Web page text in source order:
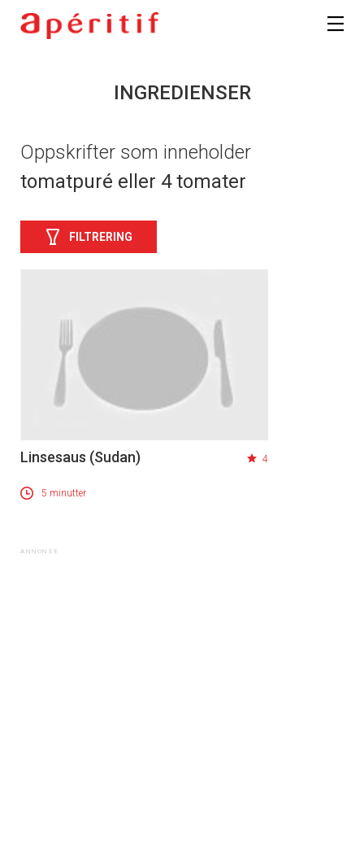
INGREDIENSER
Oppskrifter som inneholder
tomatpuré eller 4 tomater
FILTRERING
Linsesaus (Sudan) 4
5 minutter